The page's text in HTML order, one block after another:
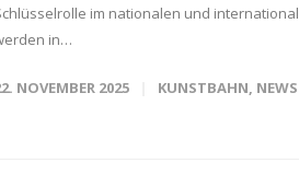
im nationalen und
in…
NOVEMBER 2025 KUNSTBAHN, NEWS